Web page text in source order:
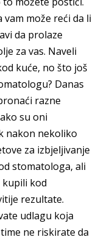
može reći da li
da prolaze
za vas. Naveli
kuće, no što još
Danas
razne
su oni
nakon nekoliko
za izbjeljivanje
stomatologa, ali
kupili kod
rezultate.
udlagu koja
ne riskirate da